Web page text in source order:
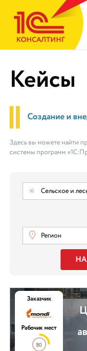
Кейсы
Создание и
Здесь вы можете найти
системы программ
Сельское и
Регион
Заказчик
Рабочих мест
80